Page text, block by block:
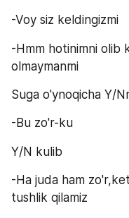
-Voy siz keldingizmi
-Hmm hotinimni olib
olmaymanmi
Suga o'ynoqicha Y/
-Bu zo'r-ku
Y/N kulib
-Ha juda ham
tushlik qilamiz